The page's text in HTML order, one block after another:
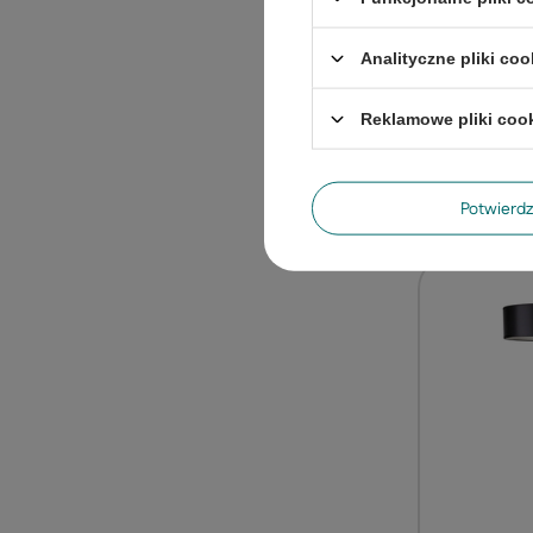
Wybór
pełni
poziomie
w swoje
Analityczne pliki
Reklamowe pliki